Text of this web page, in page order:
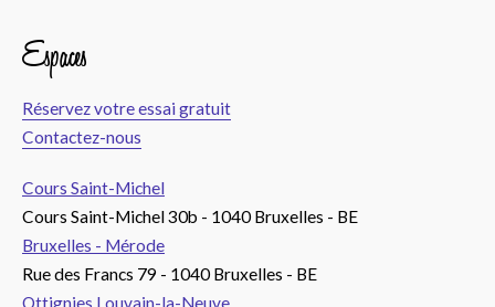
Espaces
Réservez votre essai gratuit
Contactez-nous
Cours Saint-Michel
Cours Saint-Michel 30b - 1040 Bruxelles - BE
Bruxelles - Mérode
Rue des Francs 79 - 1040 Bruxelles - BE
Ottignies Louvain-la-Neuve